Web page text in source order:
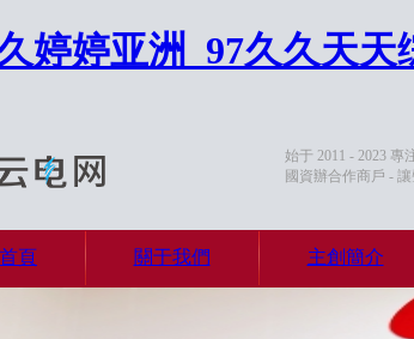
婷婷亚洲_97久久天
始于 2011 - 2023 專
國資辦合作商戶 -
頁 關于我們 主創簡介